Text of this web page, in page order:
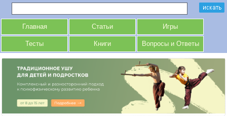
Главная Статьи Игры
Тесты Книги Вопросы и Ответы